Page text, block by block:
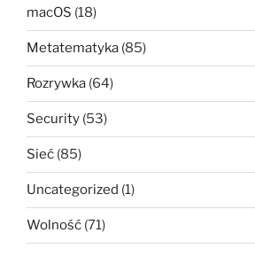
macOS (18)
Metatematyka (85)
Rozrywka (64)
Security (53)
Sieć (85)
Uncategorized (1)
Wolność (71)